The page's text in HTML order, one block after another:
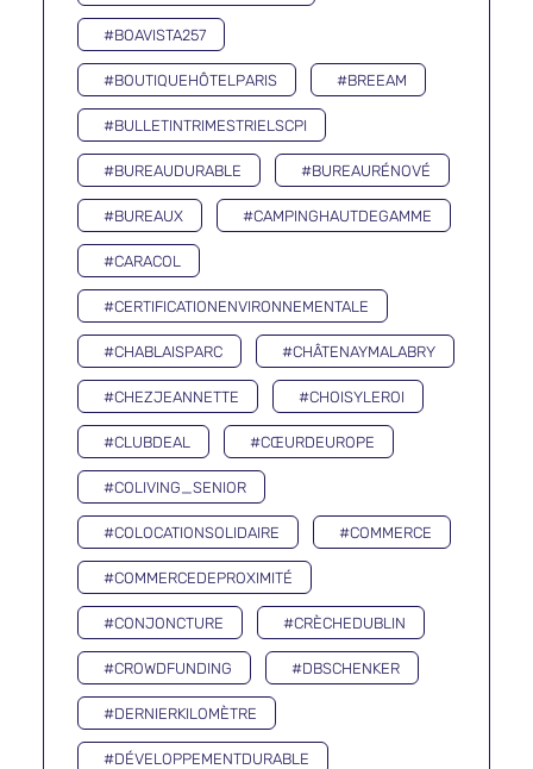
#BOAVISTA257
#BOUTIQUEHÔTELPARIS #BREEAM
#BULLETINTRIMESTRIELSCPI
#BUREAUDURABLE #BUREAURÉNOVÉ
#BUREAUX #CAMPINGHAUTDEGAMME
#CARACOL
#CERTIFICATIONENVIRONNEMENTALE
#CHABLAISPARC #CHÂTENAYMALABRY
#CHEZJEANNETTE #CHOISYLEROI
#CLUBDEAL #CŒURDEUROPE
#COLIVING_SENIOR
#COLOCATIONSOLIDAIRE #COMMERCE
#COMMERCEDEPROXIMITÉ
#CONJONCTURE #CRÈCHEDUBLIN
#CROWDFUNDING #DBSCHENKER
#DERNIERKILOMÈTRE
#DÉVELOPPEMENTDURABLE